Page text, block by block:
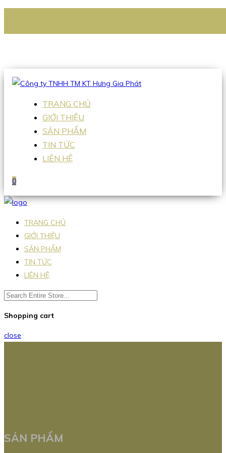
Hotline:0938 336 079
TRANG CHỦ
GIỚI THIỆU
SẢN PHẨM
TIN TỨC
LIÊN HỆ
0
TRANG CHỦ
GIỚI THIỆU
SẢN PHẨM
TIN TỨC
LIÊN HỆ
Shopping cart
close
SẢN PHẨM